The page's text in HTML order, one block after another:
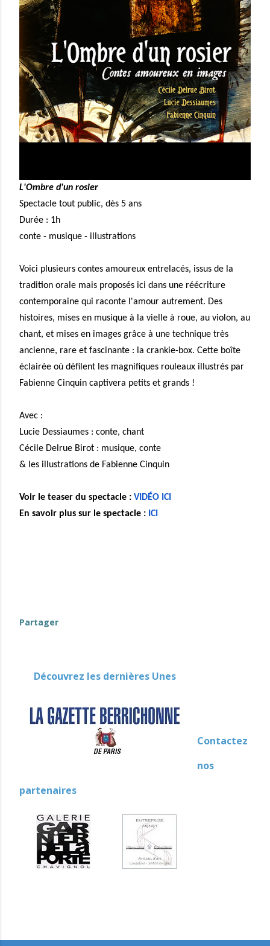
L'Ombre d'un rosier
Spectacle tout public, dès 5 ans
Durée : 1h
conte - musique - illustrations
Voici plusieurs contes amoureux entrelacés, issus de la
tradition orale mais proposés ici dans une réécriture
contemporaine qui raconte l'amour autrement. Des
histoires, mises en musique à la vielle à roue, au violon, au
chant, et mises en images grâce à une technique très
ancienne, rare et fascinante : la crankie-box. Cette boîte
éclairée où défilent les magnifiques rouleaux illustrés par
Fabienne Cinquin captivera petits et grands !
Avec :
Lucie Dessiaumes : conte, chant
Cécile Delrue Birot : musique, conte
& les illustrations de Fabienne Cinquin
Voir le teaser du spectacle : VIDÉO ICI
En savoir plus sur le spectacle : ICI
Partager
Découvrez les dernières Unes
Contactez
nos
partenaires